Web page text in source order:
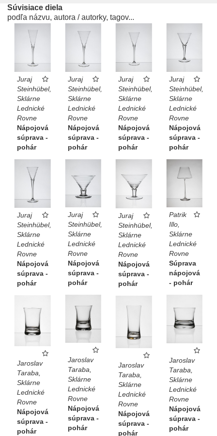
Súvisiace diela
podľa názvu, autora / autorky, tagov...
Juraj
Steinhübel,
Sklárne
Lednické
Rovne
Nápojová
súprava -
pohár
Juraj
Steinhübel,
Sklárne
Lednické
Rovne
Nápojová
súprava -
pohár
Juraj
Steinhübel,
Sklárne
Lednické
Rovne
Nápojová
súprava -
pohár
Juraj
Steinhübel,
Sklárne
Lednické
Rovne
Nápojová
súprava -
pohár
Juraj
Steinhübel,
Sklárne
Lednické
Rovne
Nápojová
súprava -
pohár
Juraj
Steinhübel,
Sklárne
Lednické
Rovne
Nápojová
súprava -
pohár
Juraj
Steinhübel,
Sklárne
Lednické
Rovne
Nápojová
súprava -
pohár
Patrik
Illo,
Sklárne
Lednické
Rovne
Súprava
nápojová
- pohár
Jaroslav
Taraba,
Sklárne
Lednické
Rovne
Nápojová
súprava -
pohár
Jaroslav
Taraba,
Sklárne
Lednické
Rovne
Nápojová
súprava -
pohár
Jaroslav
Taraba,
Sklárne
Lednické
Rovne
Nápojová
súprava -
pohár
Jaroslav
Taraba,
Sklárne
Lednické
Rovne
Nápojová
súprava -
pohár